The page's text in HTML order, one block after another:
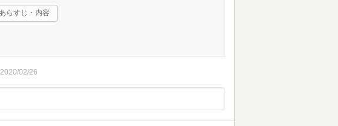
らすじ・内容
2020/02/26